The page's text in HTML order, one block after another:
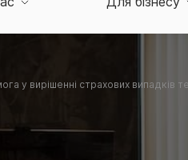
у вирішенні страхових випадків